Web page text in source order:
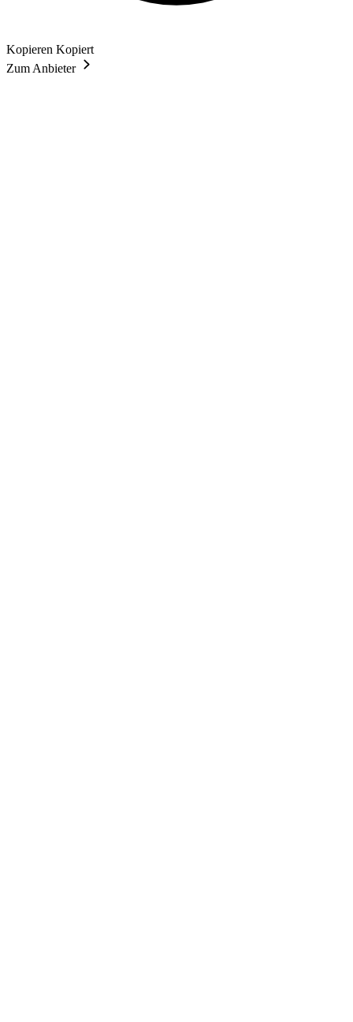
Kopieren Kopiert
Zum Anbieter